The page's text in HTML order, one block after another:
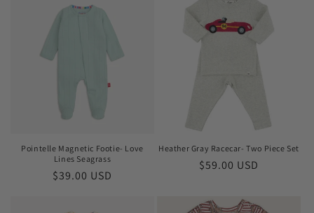
Pointelle Magnetic Footie- Love
Lines Seagrass
Prix
$39.00 USD
Heather Gray Racecar- Two Piece Set
Prix
$59.00 USD